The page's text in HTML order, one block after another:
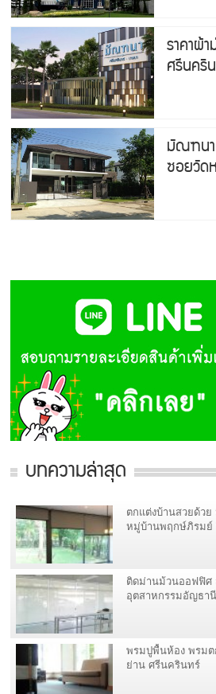
ราคาผ้
ศรีนคริ
มัณฑนา
ซอยวัด
บทความล่าสุด
ตกแต่งบ้านสวยด้วย
หมู่บ้านพฤกษ์ภิรมย์
ติดม่านม้วนออฟฟิศ
อุตสาหกรรมอัญธา
พรมปูพื้นห้อง พรมต
ย่าน ศรีนครินทร์